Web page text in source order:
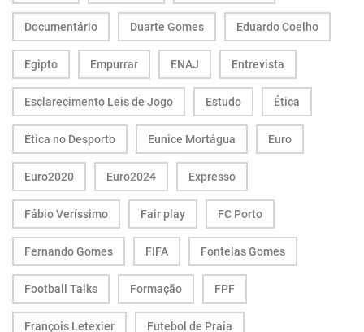
Documentário Duarte Gomes Eduardo Coelho
Egipto Empurrar ENAJ Entrevista
Esclarecimento Leis de Jogo Estudo Ética
Ética no Desporto Eunice Mortágua Euro
Euro2020 Euro2024 Expresso
Fábio Veríssimo Fair play FC Porto
Fernando Gomes FIFA Fontelas Gomes
Football Talks Formação FPF
François Letexier Futebol de Praia